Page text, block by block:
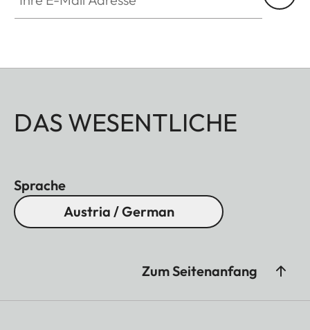
DAS WESENTLICHE
Sprache
Austria / German
Zum Seitenanfang